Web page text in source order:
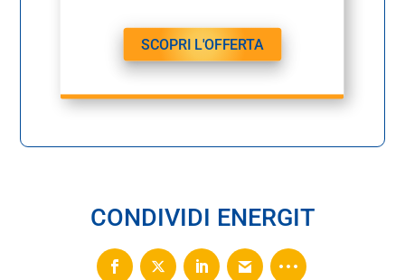
SCOPRI L'OFFERTA
CONDIVIDI ENERGIT